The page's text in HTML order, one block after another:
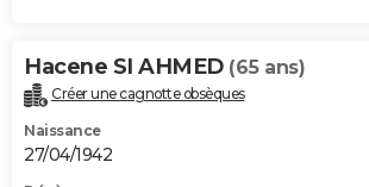
Hacene SI AHMED (65 ans)
Créer une cagnotte obsèques
Naissance
27/04/1942